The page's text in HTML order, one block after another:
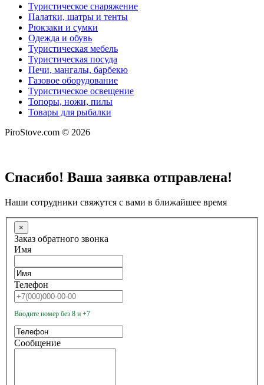
Туристическое снаряжение
Палатки, шатры и тенты
Рюкзаки и сумки
Одежда и обувь
Туристическая мебель
Туристическая посуда
Печи, мангалы, барбекю
Газовое оборудование
Туристическое освещение
Топоры, ножи, пилы
Товары для рыбалки
PiroStove.com © 2026
Спасибо! Ваша заявка отправлена!
Наши сотрудники свяжутся с вами в ближайшее время
×
Заказ обратного звонка
Имя
Телефон
Вводите номер без 8 и +7
Сообщение